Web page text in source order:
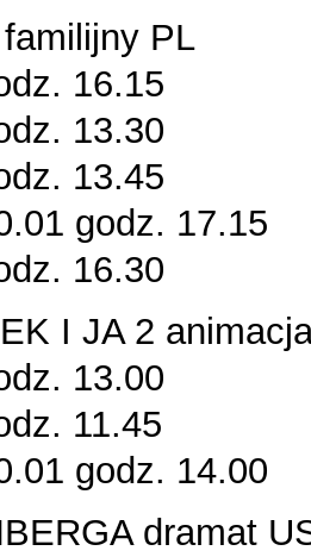
PL
16.15
13.30
13.45
godz. 17.15
16.30
I JA 2
13.00
11.45
godz. 14.00
dramat